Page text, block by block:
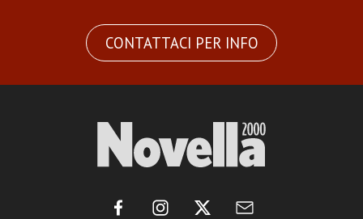
CONTATTACI PER INFO